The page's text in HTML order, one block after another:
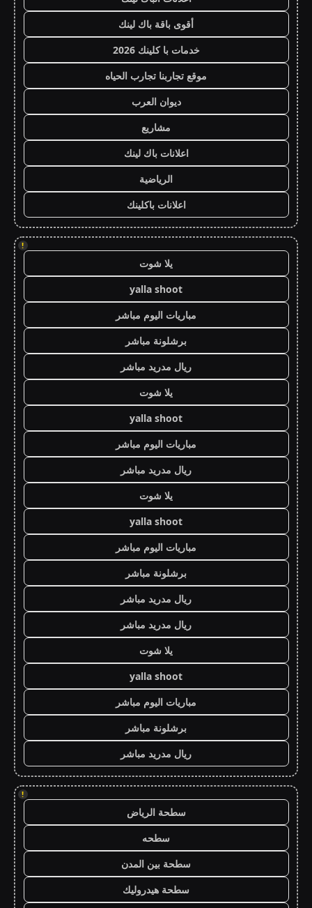
أقوى باقة باك لينك
خدمات با كلينك 2026
موقع تجاربنا تجارب الحياه
ديوان العرب
مشاريع
اعلانات باك لينك
الرياضية
اعلانات باكلينك
!
يلا شوت
yalla shoot
مباريات اليوم مباشر
برشلونة مباشر
ريال مدريد مباشر
يلا شوت
yalla shoot
مباريات اليوم مباشر
ريال مدريد مباشر
يلا شوت
yalla shoot
مباريات اليوم مباشر
برشلونة مباشر
ريال مدريد مباشر
ريال مدريد مباشر
يلا شوت
yalla shoot
مباريات اليوم مباشر
برشلونة مباشر
ريال مدريد مباشر
!
سطحة الرياض
سطحه
سطحة بين المدن
سطحة هيدروليك